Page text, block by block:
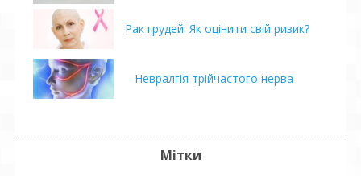
Рак грудей. Як оцінити свій ризик?
Невралгія трійчастого нерва
Мітки